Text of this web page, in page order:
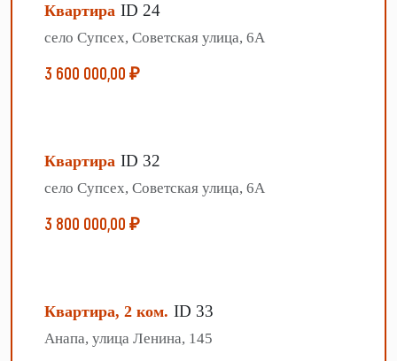
Квартира ID 24
село Супсех, Советская улица, 6А
3 600 000,00 ₽
Квартира ID 32
село Супсех, Советская улица, 6А
3 800 000,00 ₽
Квартира, 2 ком. ID 33
Анапа, улица Ленина, 145